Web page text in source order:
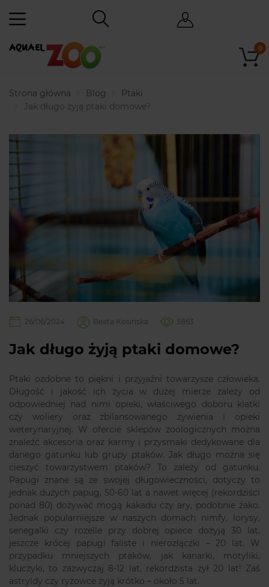
0
Strona główna Blog
Ptaki
Jak długo żyją ptaki domowe?
26/06/2024 Beata Kosińska 3863
Jak długo żyją ptaki domowe?
Ptaki ozdobne to piękni i przyjaźni towarzysze człowieka.
Długość i jakość ich życia w dużej mierze zależy od
odpowiedniej nad nimi opieki, właściwego doboru klatki
czy woliery oraz zbilansowanego żywienia i opieki
weterynaryjnej. W ofercie sklepów zoologicznych można
znaleźć akcesoria oraz karmy i przysmaki dedykowane dla
danego gatunku lub grupy ptaków. Jak długo można się
cieszyć towarzystwem ptaków? To zależy od gatunku.
Papugi znane są ze swojej długowieczności, dotyczy to
jednak dużych papug, 50-60 lat a nawet więcej (rekordziści
ponad 80) dożywać mogą kakadu czy ary, podobnie żako.
Jednak popularniejsze w naszych domach nimfy, lorysy,
senegalki czy rozelle przy dobrej opiece dożyją 30 lat,
jeszcze krócej papugi faliste i nierozłączki – 20 lat. W
przypadku mniejszych ptaków, jak kanarki, motyliki,
kluczyki, to zazwyczaj 8-12 lat, rekordzista żył 20 lat! Zaś
astryldy czy ryżowce żyją krótko – około 5 lat.